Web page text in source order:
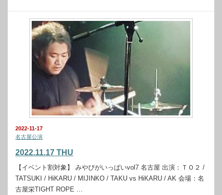
2022-11-17
名古屋公演
2022.11.17 THU
【イベント割対象】 みやびがいっぱいvol7 名古屋 出演：ＴＯ２ /
TATSUKI / HiKARU / MIJINKO / TAKU vs HiKARU / AK 会場：名
古屋栄TIGHT ROPE …